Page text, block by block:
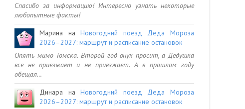
Спасибо за информацию! Интересно узнать некоторые
любопытные факты!
Марина наНовогодний поезд Деда Мороза
2026–2027: маршрут и расписание остановок
Опять мимо Томска. Второй год внук просит, а Дедушка
все не приезжает и не приезжает. А в прошлом году
обещал…
Динара наНовогодний поезд Деда Мороза
2026–2027: маршрут и расписание остановок